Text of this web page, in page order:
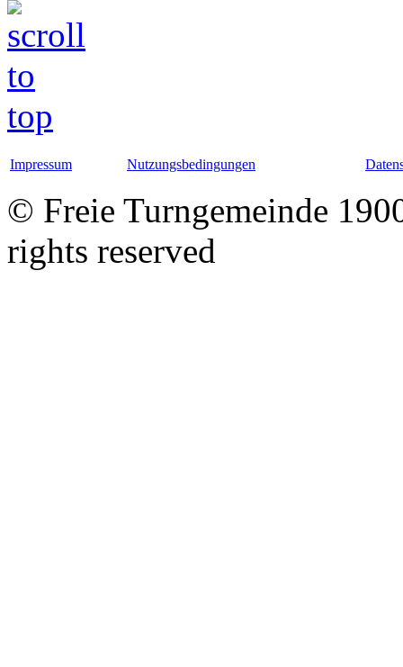
Impressum Nutzungsbedingungen
© Freie Turngemeinde
rights reserved